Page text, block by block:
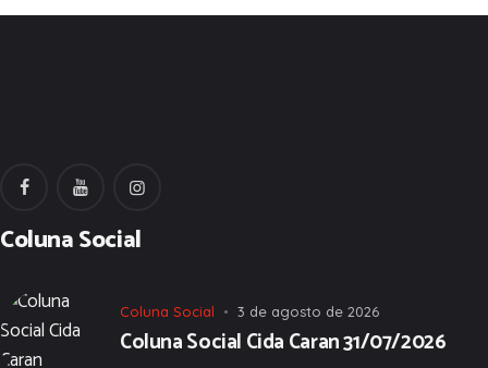
Coluna Social
Coluna Social 3 de agosto de 2026
Coluna Social Cida Caran 31/07/2026